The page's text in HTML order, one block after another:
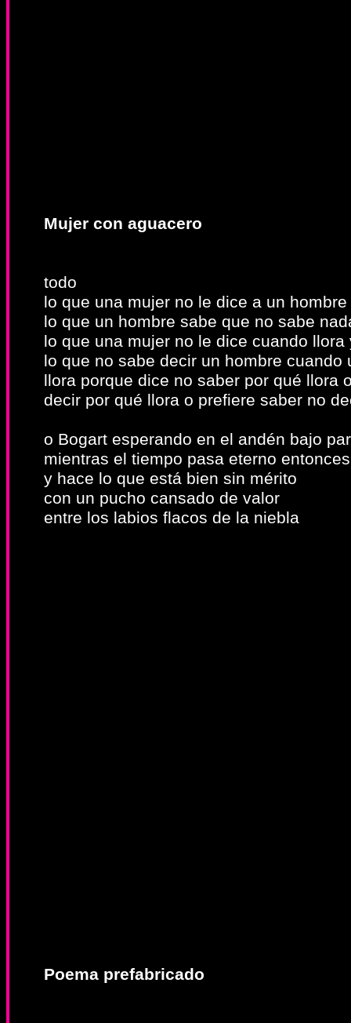
Mujer con aguacero
todo
lo que una mujer no le dice a un
lo que un hombre sabe que no sabe
lo que una mujer no le dice cuando llora
lo que no sabe decir un hombre cuando
llora porque dice no saber por qué llora
decir por qué llora o prefiere saber no
o Bogart esperando en el andén bajo
mientras el tiempo pasa eterno entonces
y hace lo que está bien sin mérito
con un pucho cansado de valor
entre los labios flacos de la niebla
Poema prefabricado